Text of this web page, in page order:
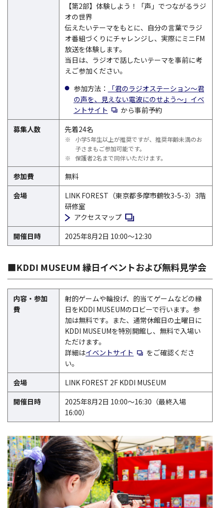
【第2部】体験しよう！「声」でつながるラジ
オの世界
伝えたいテーマをもとに、自分の言葉でラジ
オ番組づくりにチャレンジし、実際にミニFM
放送を体験します。
当日は、ラジオで話したいテーマを事前に考
えご参加ください。
参加方法：
「君のラジオステーション～君
の声を、見えない電波にのせよう～」イベ
ントサイト 新規ウィンドウで開く
から事前予約
募集人数
先着24名
※
小学5年生以上が推奨ですが、推奨年齢未満のお
子さまもご参加可能です。
※ 保護者2名まで同伴いただけます。
参加費
無料
会場
LINK FOREST（東京都多摩市鶴牧3-5-3）3階
研修室
アクセスマップ新規ウィンドウで開く
開催日時
2025年8月2日 10:00～12:30
■KDDI MUSEUM 縁日イベントおよび無料見学会
内容・参加
費
射的ゲームや輪投げ、的当てゲームなどの縁
日をKDDI MUSEUMのロビーで行います。参
加は無料です。また、通常休館日の土曜日に
KDDI MUSEUMを特別開館し、無料で入場い
ただけます。
詳細はイベントサイト 新規ウィンドウで開く
をご確認くださ
い。
会場
LINK FOREST 2F KDDI MUSEUM
開催日時
2025年8月2日 10:00～16:30（最終入場
16:00）